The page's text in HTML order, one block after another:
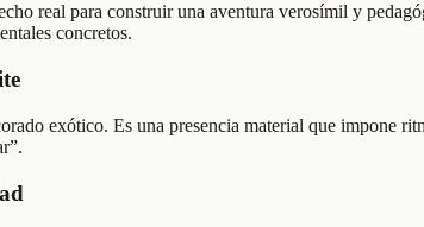
real para construir una aventura verosímil y
concretos.
exótico. Es una presencia material que impone